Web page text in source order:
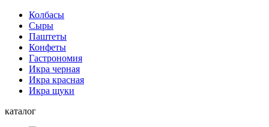
Колбасы
Сыры
Паштеты
Конфеты
Гастрономия
Икра черная
Икра красная
Икра щуки
каталог